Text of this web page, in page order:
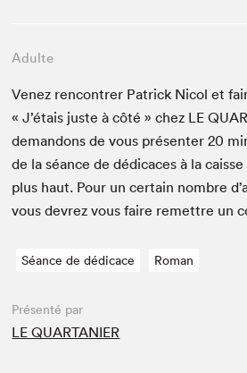
Adulte
Venez ren­con­tr­er Patrick Nicol et
« J’étais juste à côté » chez LE
deman­dons de vous présen­ter20
de la séance de dédi­caces à la
plus haut. Pour un cer­tain nom­bre
vous devrez vous faire remet­tre un
Séance de dédicace Roman
Présenté par
LE QUARTANIER